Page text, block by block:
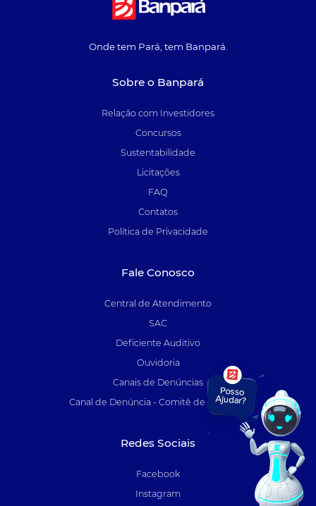
Onde tem Pará, tem Banpará.
Sobre o Banpará
Relação com Investidores
Concursos
Sustentabilidade
Licitações
FAQ
Contatos
Política de Privacidade
Fale Conosco
Central de Atendimento
SAC
Deficiente Auditivo
Ouvidoria
Canais de Denúncias
Canal de Denúncia - Comitê de Auditoria
Redes Sociais
Facebook
Instagram